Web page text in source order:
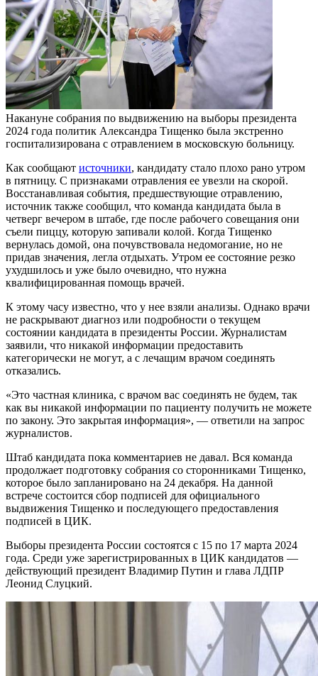
Накануне собрания по выдвижению на выборы президента
2024 года политик Александра Тищенко была экстренно
госпитализирована с отравлением в московскую больницу.
Как сообщают источники, кандидату стало плохо рано утром
в пятницу. С признаками отравления ее увезли на скорой.
Восстанавливая события, предшествующие отравлению,
источник также сообщил, что команда кандидата была в
четверг вечером в штабе, где после рабочего совещания они
съели пиццу, которую запивали колой. Когда Тищенко
вернулась домой, она почувствовала недомогание, но не
придав значения, легла отдыхать. Утром ее состояние резко
ухудшилось и уже было очевидно, что нужна
квалифицированная помощь врачей.
К этому часу известно, что у нее взяли анализы. Однако врачи
не раскрывают диагноз или подробности о текущем
состоянии кандидата в президенты России. Журналистам
заявили, что никакой информации предоставить
категорически не могут, а с лечащим врачом соединять
отказались.
«Это частная клиника, с врачом вас соединять не будем, так
как вы никакой информации по пациенту получить не можете
по закону. Это закрытая информация», — ответили на запрос
журналистов.
Штаб кандидата пока комментариев не давал. Вся команда
продолжает подготовку собрания со сторонниками Тищенко,
которое было запланировано на 24 декабря. На данной
встрече состоится сбор подписей для официального
выдвижения Тищенко и последующего предоставления
подписей в ЦИК.
Выборы президента России состоятся с 15 по 17 марта 2024
года. Среди уже зарегистрированных в ЦИК кандидатов —
действующий президент Владимир Путин и глава ЛДПР
Леонид Слуцкий.